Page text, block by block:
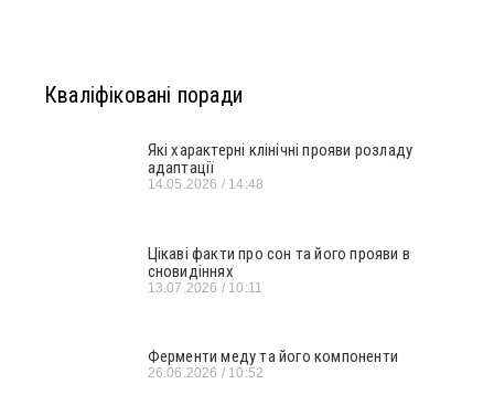
Кваліфіковані поради
Які характерні клінічні прояви розладу
адаптації
14.05.2026 14:48
Цікаві факти про сон та його прояви в
сновидіннях
13.07.2026 10:11
Ферменти меду та його компоненти
26.06.2026 10:52